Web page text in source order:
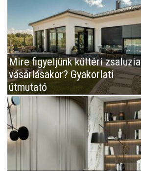
Mire figyeljünk kültéri zsaluzia
vásárlásakor? Gyakorlati
útmutató